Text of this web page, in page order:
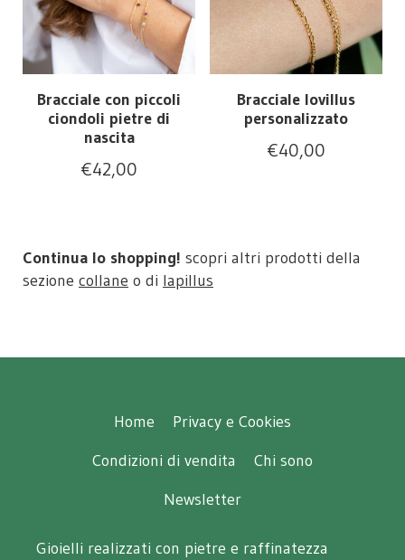
Bracciale con piccoli
ciondoli pietre di
nascita
€42,00
Bracciale lovillus
personalizzato
€40,00
Continua lo shopping! scopri altri prodotti della
sezione collane o di lapillus
Home
Privacy e Cookies
Condizioni di vendita
Chi sono
Newsletter
Gioielli realizzati con pietre e raffinatezza